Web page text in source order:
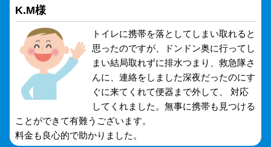
K.M様
トイレに携帯を落としてしまい取れると
思ったのですが、ドンドン奥に行ってし
まい結局取れずに排水つまり、救急隊さ
んに、連絡をしました深夜だったのにす
ぐに来てくれて便器まで外して、 対応
してくれました。無事に携帯も見つける
ことができて有難うございます。
料金も良心的で助かりました。